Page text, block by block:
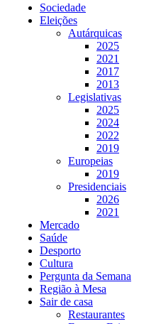
Sociedade
Eleições
Autárquicas
2025
2021
2017
2013
Legislativas
2025
2024
2022
2019
Europeias
2019
Presidenciais
2026
2021
Mercado
Saúde
Desporto
Cultura
Pergunta da Semana
Região à Mesa
Sair de casa
Restaurantes